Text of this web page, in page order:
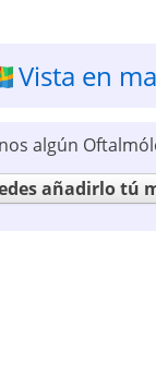
Vista en
algún
añadirlo tú